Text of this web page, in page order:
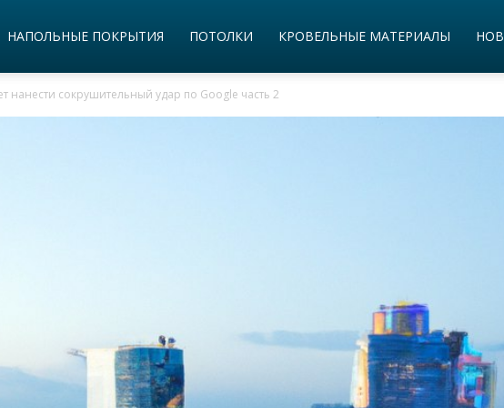
НАПОЛЬНЫЕ ПОКРЫТИЯ ПОТОЛКИ КРОВЕЛЬНЫЕ МАТЕРИАЛЫ
нанести сокрушительный удар по Google часть 2